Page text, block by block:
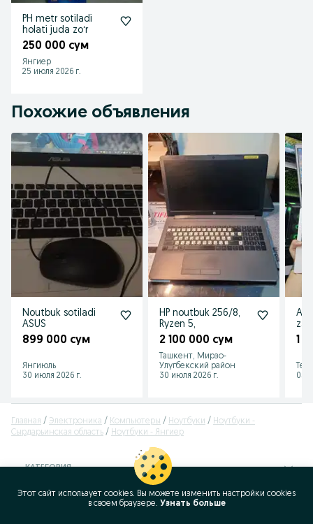
PH metr sotiladi
holati juda zoʻr
250 000 сум
Янгиер
25 июля 2026 г.
Похожие объявления
Noutbuk sotiladi
ASUS
899 000 сум
Янгиюль
30 июля 2026 г.
HP noutbuk 256/8,
Ryzen 5,
2 100 000 сум
Ташкент, Мирзо-
Улугбекский район
30 июля 2026 г.
1
05
Главная Электроника Компьютеры Ноутбуки
Ноутбуки -
Сырдарьинская область
Ноутбуки - Янгиер
КАТЕГОРИЯ
Этот сайт использует cookies. Вы можете изменить настройки cookies
в своeм браузере. Узнать больше